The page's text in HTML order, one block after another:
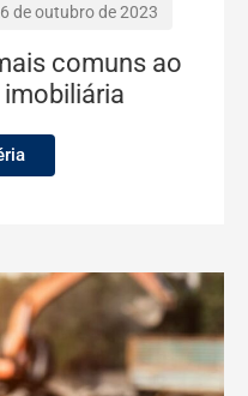
de outubro de 2023
comuns ao